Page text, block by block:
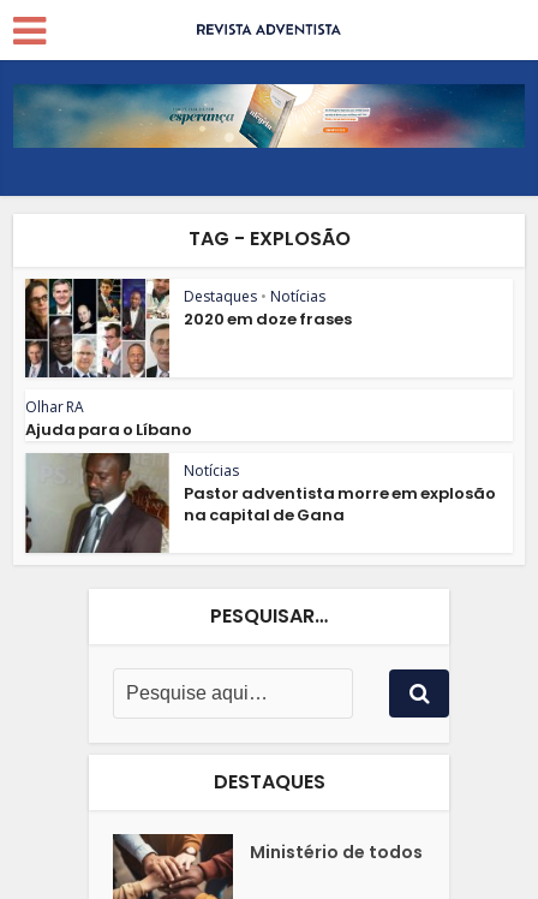
TAG - EXPLOSÃO
Destaques • Notícias
2020 em doze frases
Olhar RA
Ajuda para o Líbano
Notícias
Pastor adventista morre em explosão
na capital de Gana
PESQUISAR…
DESTAQUES
Ministério de todos